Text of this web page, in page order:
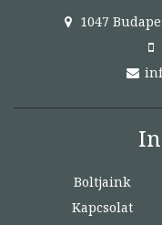
1047
Boltjaink
Kapcsolat